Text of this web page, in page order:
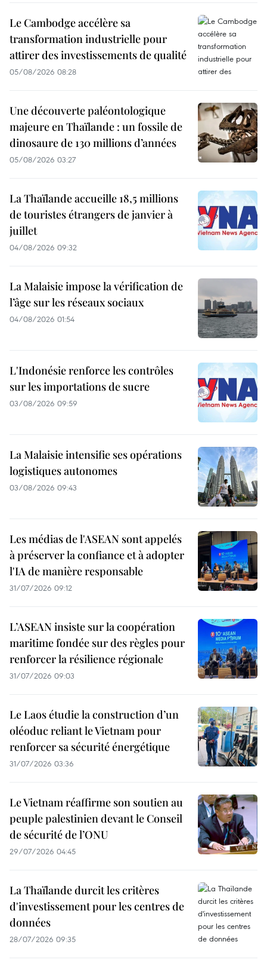
Le Cambodge accélère sa
transformation industrielle pour
attirer des investissements de qualité
05/08/2026 08:28
Une découverte paléontologique
majeure en Thaïlande : un fossile de
dinosaure de 130 millions d’années
05/08/2026 03:27
La Thaïlande accueille 18,5 millions
de touristes étrangers de janvier à
juillet
04/08/2026 09:32
La Malaisie impose la vérification de
l’âge sur les réseaux sociaux
04/08/2026 01:54
L'Indonésie renforce les contrôles
sur les importations de sucre
03/08/2026 09:59
La Malaisie intensifie ses opérations
logistiques autonomes
03/08/2026 09:43
Les médias de l'ASEAN sont appelés
à préserver la confiance et à adopter
l'IA de manière responsable
31/07/2026 09:12
L’ASEAN insiste sur la coopération
maritime fondée sur des règles pour
renforcer la résilience régionale
31/07/2026 09:03
Le Laos étudie la construction d’un
oléoduc reliant le Vietnam pour
renforcer sa sécurité énergétique
31/07/2026 03:36
Le Vietnam réaffirme son soutien au
peuple palestinien devant le Conseil
de sécurité de l’ONU
29/07/2026 04:45
La Thaïlande durcit les critères
d'investissement pour les centres de
données
28/07/2026 09:35